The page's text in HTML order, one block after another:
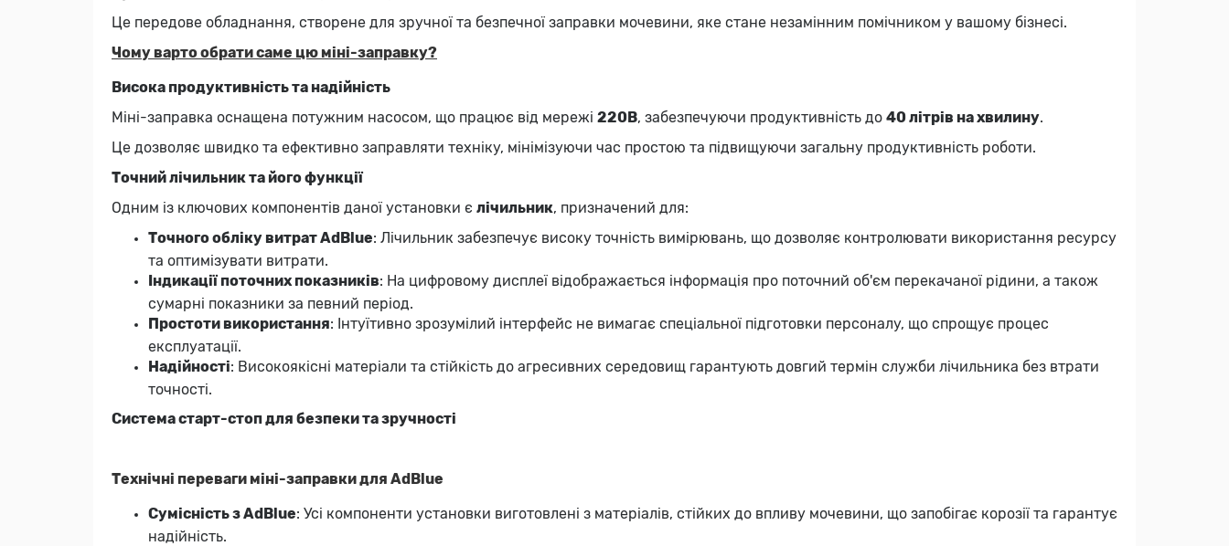
Це передове обладнання, створене для зручної та безпечної заправки мочевини, яке стане незамінним помічником у вашому бізнесі.
Чому варто обрати саме цю міні-заправку?
Висока продуктивність та надійність
Міні-заправка оснащена потужним насосом, що працює від мережі 220В, забезпечуючи продуктивність до 40 літрів на хвилину.
Це дозволяє швидко та ефективно заправляти техніку, мінімізуючи час простою та підвищуючи загальну продуктивність роботи.
Точний лічильник та його функції
Одним із ключових компонентів даної установки є лічильник, призначений для:
Точного обліку витрат AdBlue: Лічильник забезпечує високу точність вимірювань, що дозволяє контролювати використання ресурсу
та оптимізувати витрати.
Індикації поточних показників: На цифровому дисплеї відображається інформація про поточний об'єм перекачаної рідини, а також
сумарні показники за певний період.
Простоти використання: Інтуїтивно зрозумілий інтерфейс не вимагає спеціальної підготовки персоналу, що спрощує процес
експлуатації.
Надійності: Високоякісні матеріали та стійкість до агресивних середовищ гарантують довгий термін служби лічильника без втрати
точності.
Система старт-стоп для безпеки та зручності
Технічні переваги міні-заправки для AdBlue
Сумісність з AdBlue: Усі компоненти установки виготовлені з матеріалів, стійких до впливу мочевини, що запобігає корозії та гарантує
надійність.